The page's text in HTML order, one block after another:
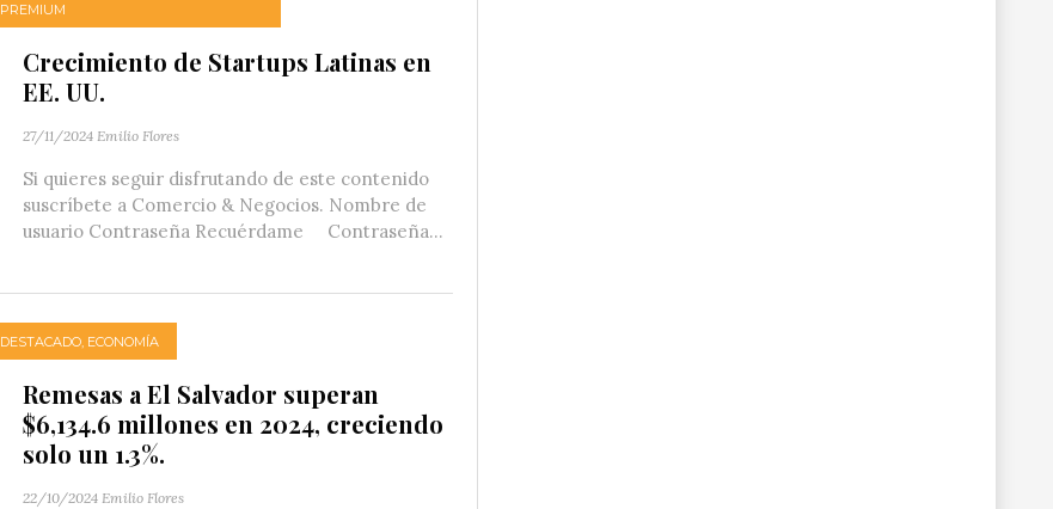
PREMIUM
Crecimiento de Startups Latinas en
EE. UU.
27/11/2024 Emilio Flores
Si quieres seguir disfrutando de este contenido
suscríbete a Comercio & Negocios. Nombre de
usuario Contraseña Recuérdame Contraseña...
DESTACADO ECONOMÍA
Remesas a El Salvador superan
$6,134.6 millones en 2024, creciendo
solo un 1.3%.
22/10/2024 Emilio Flores